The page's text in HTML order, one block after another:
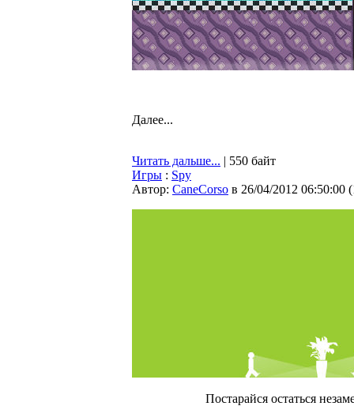
Далее...
Читать дальше... | 550 байт
Игры : Spy
Автор: CaneCorso в 26/04/2012 06:50:00 (
Постарайся остаться